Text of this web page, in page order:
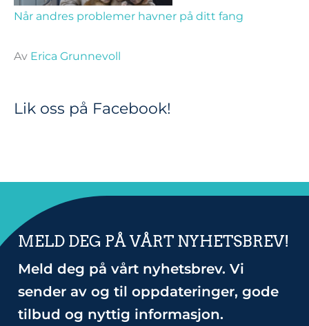
Når andres problemer havner på ditt fang
Av Erica Grunnevoll
Lik oss på Facebook!
MELD DEG PÅ VÅRT NYHETSBREV!
Meld deg på vårt nyhetsbrev. Vi
sender av og til oppdateringer, gode
tilbud og nyttig informasjon.